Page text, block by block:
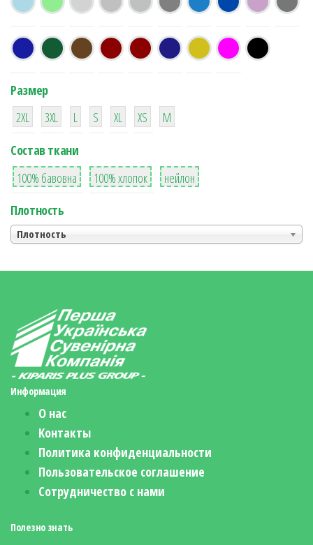
Размер
38
2XL
16
3XL
42
L
42
S
42
XL XS
М
Состав ткани
8
100% бавовна
36
100% хлопок
2
нейлон
Плотность
Плотность
Информация
О нас
Контакты
Политика конфиденциальности
Пользовательское соглашение
Сотрудничество с нами
Полезно знать